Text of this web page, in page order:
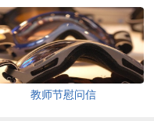
十篇
教师节慰问信